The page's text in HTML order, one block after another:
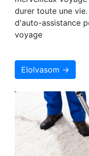
durer toute une
d'auto-assistance
voyage
Elolvasom →